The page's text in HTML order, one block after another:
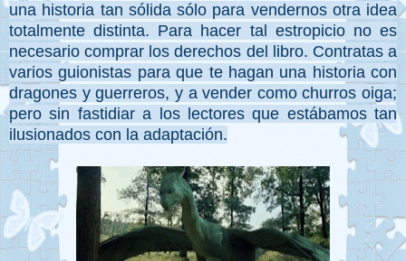
una historia tan sólida sólo para vendernos otra idea
totalmente distinta. Para hacer tal estropicio no es
necesario comprar los derechos del libro. Contratas a
varios guionistas para que te hagan una historia con
dragones y guerreros, y a vender como churros oiga;
pero sin fastidiar a los lectores que estábamos tan
ilusionados con la adaptación.